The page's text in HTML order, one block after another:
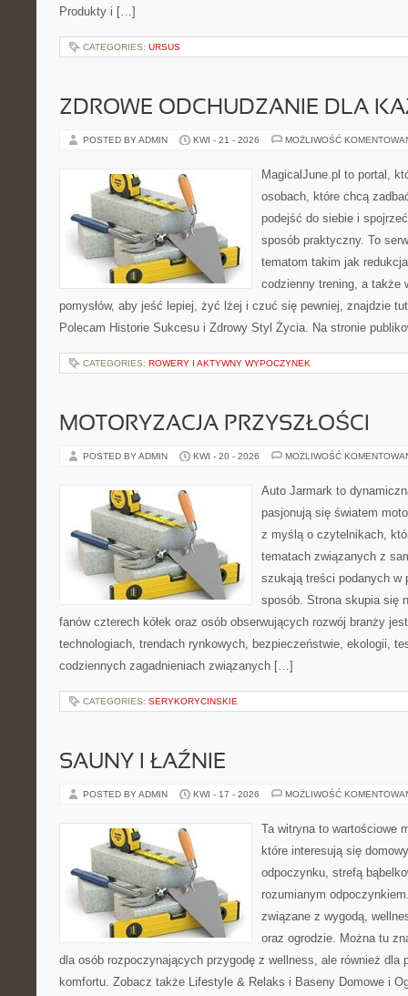
Produkty i […]
CATEGORIES: URSUS
ZDROWE ODCHUDZANIE DLA
POSTED BY ADMIN KWI - 21 - 2026 MOŻLIWOŚĆ
MagicalJune.pl to portal,
osobach, które chcą
podejść do siebie i
sposób praktyczny. To
tematom takim jak
codzienny trening, a także
pomysłów, aby jeść lepiej, żyć lżej i czuć się pewniej, znajdzie
Polecam Historie Sukcesu i Zdrowy Styl Życia. Na stronie
CATEGORIES: ROWERY I AKTYWNY WYPOCZYNEK
MOTORYZACJA PRZYSZŁOŚCI
POSTED BY ADMIN KWI - 20 - 2026 MOŻLIWOŚĆ
Auto Jarmark to
pasjonują się światem
z myślą o czytelnikach,
tematach związanych z
szukają treści podanych w
sposób. Strona skupia się
fanów czterech kółek oraz osób obserwujących rozwój branży
technologiach, trendach rynkowych, bezpieczeństwie, ekologii,
codziennych zagadnieniach związanych […]
CATEGORIES: SERYKORYCINSKIE
SAUNY I ŁAŹNIE
POSTED BY ADMIN KWI - 17 - 2026 MOŻLIWOŚĆ
Ta witryna to wartościowe
które interesują się
odpoczynku, strefą
rozumianym
związane z wygodą,
oraz ogrodzie. Można tu
dla osób rozpoczynających przygodę z wellness, ale również dla
komfortu. Zobacz także Lifestyle & Relaks i Baseny Domowe i